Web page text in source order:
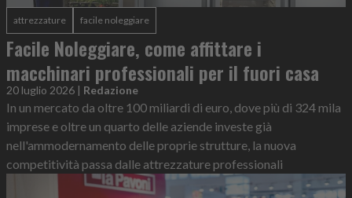
attrezzature facile noleggiare
Facile Noleggiare, come affittare i
macchinari professionali per il fuori casa
20 luglio 2026 | Redazione
In un mercato da oltre 100 miliardi di euro, dove più di 324 mila
imprese e oltre un quarto delle aziende investe già
nell'ammodernamento delle proprie strutture, la nuova
competitività passa dalle attrezzature professionali